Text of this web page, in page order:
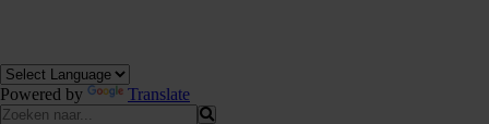
Powered by Translate